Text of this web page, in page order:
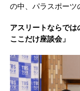
の中、パラスポーツ
アスリートならで
ここだけ座談会」